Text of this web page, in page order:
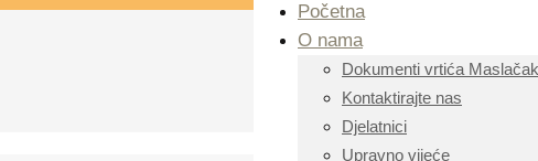
Početna
O nama
Dokumenti vrtića Maslačak
Kontaktirajte nas
Djelatnici
Upravno vijeće